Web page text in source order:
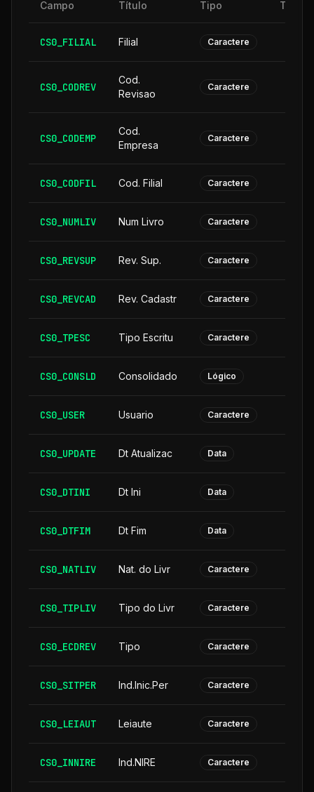
Campo Título Tipo
CS0_FILIAL Filial Caractere
CS0_CODREV
Cod.
Revisao
Caractere
CS0_CODEMP
Cod.
Empresa
Caractere
CS0_CODFIL Cod. Filial Caractere
CS0_NUMLIV Num Livro Caractere
CS0_REVSUP Rev. Sup. Caractere
CS0_REVCAD Rev. Cadastr Caractere
CS0_TPESC Tipo Escritu Caractere
CS0_CONSLD Consolidado Lógico
CS0_USER Usuario Caractere
CS0_UPDATE Dt Atualizac Data
CS0_DTINI Dt Ini Data
CS0_DTFIM Dt Fim Data
CS0_NATLIV Nat. do Livr Caractere
CS0_TIPLIV Tipo do Livr Caractere
CS0_ECDREV Tipo Caractere
CS0_SITPER Ind.Inic.Per Caractere
CS0_LEIAUT Leiaute Caractere
CS0_INNIRE Ind.NIRE Caractere